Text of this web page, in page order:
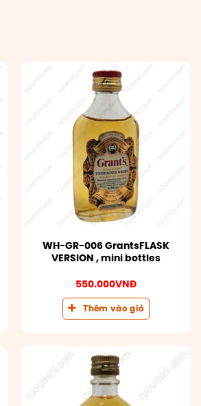
WH-GR-006 GrantsFLASK
VERSION , mini bottles
550.000VNĐ
Thêm vào giỏ